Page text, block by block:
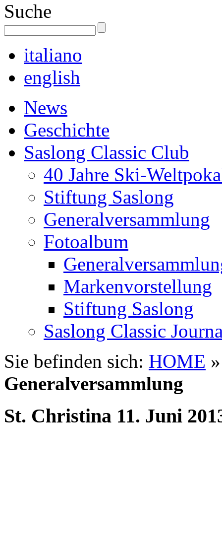
Suche
italiano
english
News
Geschichte
Saslong Classic Club
40 Jahre Ski-
Stiftung Saslong
Generalversammlung
Fotoalbum
Markenvorstellung
Stiftung Saslong
Saslong Classic
Sie befinden sich: HOME
Generalversammlung
St. Christina 11. Juni